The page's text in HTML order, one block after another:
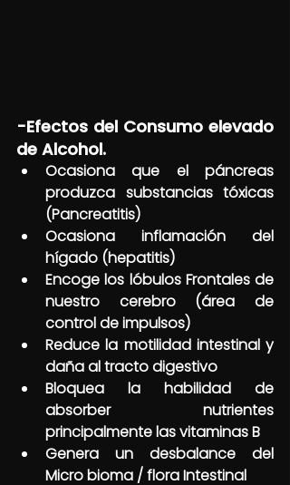
-Efectos del Consumo elevado
de Alcohol.
Ocasiona que el páncreas
produzca substancias tóxicas
(Pancreatitis)
Ocasiona inflamación del
hígado (hepatitis)
Encoge los lóbulos Frontales de
nuestro cerebro (área de
control de impulsos)
Reduce la motilidad intestinal y
daña al tracto digestivo
Bloquea la habilidad de
absorber nutrientes
principalmente las vitaminas B
Genera un desbalance del
Micro bioma / flora Intestinal